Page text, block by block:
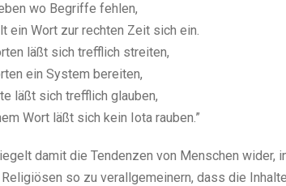
wo Begriffe fehlen,
ein Wort zur rechten Zeit sich ein.
läßt sich trefflich streiten,
ein System bereiten,
läßt sich trefflich glauben,
Wort läßt sich kein Iota rauben.”
damit die Tendenzen von Menschen wider,
so zu verallgemeinern, dass die